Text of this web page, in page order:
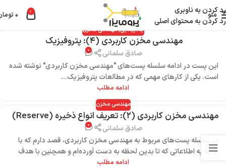
رد کردن به ناوبری
رد کردن به محتوای اصلی
منو 0 ۰
چاه‌پیمایی,مهندسی مخزن
مهندسی مخزن کاربردی (۴): پتروفیزیک
صادق سلمانی ۰
این پست در ادامه سلسله پست‌های "مهندسی مخزن کاربردی" نوشته شده
است. یکی از کارهای مهمی که در مطالعات پتروفیزیک...
ادامه مطلب
مهندسی مخزن
مهندسی مخزن کاربردی (۲): تعریف انواع ذخیره (Reserve)
صادق سلمانی ۰
در سلسله پست‌های مربوط به مهندسی مخزن کاربردی، قصد دارم که با
توجه به اطلاعاتی که تا بدین لحظه به دست آورده‌ام و همچنین با هدف
ادامه مطلب